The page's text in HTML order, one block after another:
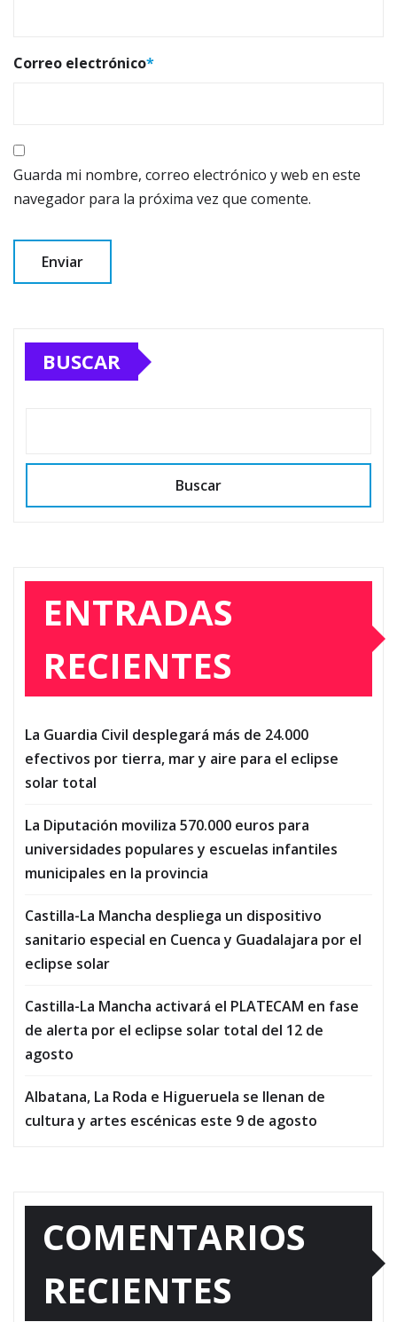
Correo electrónico*
Guarda mi nombre, correo electrónico y web en este
navegador para la próxima vez que comente.
BUSCAR
Buscar
ENTRADAS
RECIENTES
La Guardia Civil desplegará más de 24.000
efectivos por tierra, mar y aire para el eclipse
solar total
La Diputación moviliza 570.000 euros para
universidades populares y escuelas infantiles
municipales en la provincia
Castilla-La Mancha despliega un dispositivo
sanitario especial en Cuenca y Guadalajara por el
eclipse solar
Castilla-La Mancha activará el PLATECAM en fase
de alerta por el eclipse solar total del 12 de
agosto
Albatana, La Roda e Higueruela se llenan de
cultura y artes escénicas este 9 de agosto
COMENTARIOS
RECIENTES